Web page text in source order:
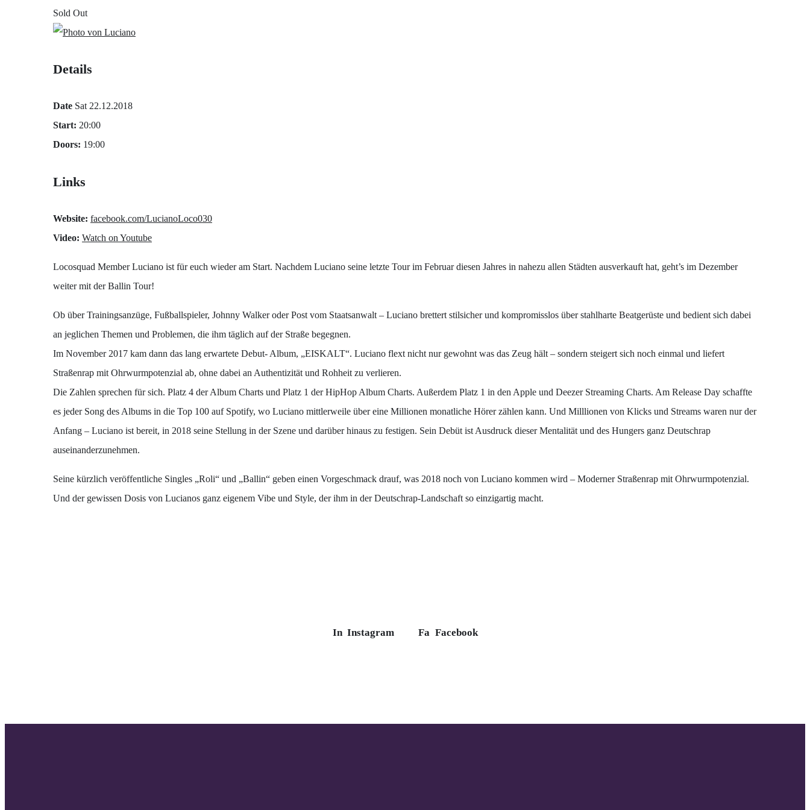
Sold Out
Details
Date Sat 22.12.2018
Start: 20:00
Doors: 19:00
Links
Website: facebook.com/LucianoLoco030
Video: Watch on Youtube
Locosquad Member Luciano ist für euch wieder am Start. Nachdem Luciano seine letzte Tour im Februar diesen Jahres in nahezu allen Städten ausverkauft hat, geht’s im Dezember
weiter mit der Ballin Tour!
Ob über Trainingsanzüge, Fußballspieler, Johnny Walker oder Post vom Staatsanwalt – Luciano brettert stilsicher und kompromisslos über stahlharte Beatgerüste und bedient sich dabei
an jeglichen Themen und Problemen, die ihm täglich auf der Straße begegnen.
Im November 2017 kam dann das lang erwartete Debut- Album, „EISKALT“. Luciano flext nicht nur gewohnt was das Zeug hält – sondern steigert sich noch einmal und liefert
Straßenrap mit Ohrwurmpotenzial ab, ohne dabei an Authentizität und Rohheit zu verlieren.
Die Zahlen sprechen für sich. Platz 4 der Album Charts und Platz 1 der HipHop Album Charts. Außerdem Platz 1 in den Apple und Deezer Streaming Charts. Am Release Day schaffte
es jeder Song des Albums in die Top 100 auf Spotify, wo Luciano mittlerweile über eine Millionen monatliche Hörer zählen kann. Und Milllionen von Klicks und Streams waren nur der
Anfang – Luciano ist bereit, in 2018 seine Stellung in der Szene und darüber hinaus zu festigen. Sein Debüt ist Ausdruck dieser Mentalität und des Hungers ganz Deutschrap
auseinanderzunehmen.
Seine kürzlich veröffentliche Singles „Roli“ und „Ballin“ geben einen Vorgeschmack drauf, was 2018 noch von Luciano kommen wird – Moderner Straßenrap mit Ohrwurmpotenzial.
Und der gewissen Dosis von Lucianos ganz eigenem Vibe und Style, der ihm in der Deutschrap-Landschaft so einzigartig macht.
In Instagram Fa Facebook